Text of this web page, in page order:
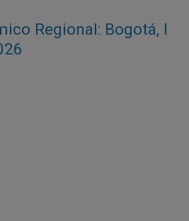
Regional: Bogotá, I